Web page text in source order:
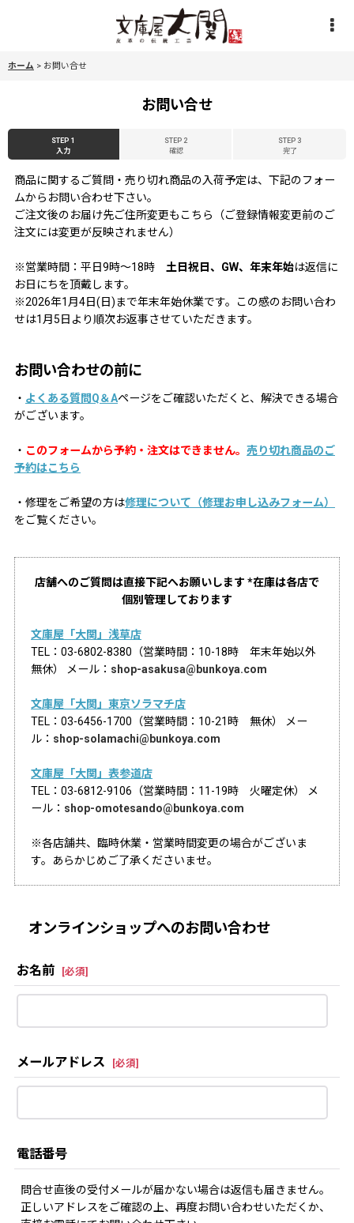
ホーム > お問い合せ
お問い合せ
STEP 1
入力
STEP 2
確認
STEP 3
完了
商品に関するご質問・売り切れ商品の入荷予定は、下記のフォー
ムからお問い合わせ下さい。
ご注文後のお届け先ご住所変更もこちら（ご登録情報変更前のご
注文には変更が反映されません）
※営業時間：平日9時〜18時 土日祝日、GW、年末年始は返信に
お日にちを頂戴します。
※2026年1月4日(日)まで年末年始休業です。この感のお問い合わ
せは1月5日より順次お返事させていただきます。
お問い合わせの前に
・ よくある質問Q＆Aページをご確認いただくと、解決できる場合
がございます。
・ このフォームから予約・注文はできません。 売り切れ商品のご
予約はこちら
・修理をご希望の方は修理について（修理お申し込みフォーム）
をご覧ください。
店舗へのご質問は直接下記へお願いします *在庫は各店で
個別管理しております
文庫屋「大関」浅草店
TEL：03-6802-8380（営業時間：10-18時 年末年始以外
無休） メール： shop-asakusa@bunkoya.com
文庫屋「大関」東京ソラマチ店
TEL：03-6456-1700（営業時間：10-21時 無休） メー
ル： shop-solamachi@bunkoya.com
文庫屋「大関」表参道店
TEL：03-6812-9106（営業時間：11-19時 火曜定休） メ
ール： shop-omotesando@bunkoya.com
※各店舗共、臨時休業・営業時間変更の場合がございま
す。あらかじめご了承くださいませ。
オンラインショップへのお問い合わせ
お名前 [必須]
メールアドレス [必須]
電話番号
問合せ直後の受付メールが届かない場合は返信も届きません。
正しいアドレスをご確認の上、再度お問い合わせいただくか、